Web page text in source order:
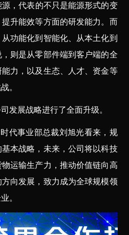
，代表的不只是能源形式的变
升能效等方面的研发能力。而
功能化到智能化、从本土化到
则是从零部件端到客户端的全
力，以及生态、人才、资金等
。
发展战略进行了全面升级。
代事业部总裁刘旭光看来，规
本战略，未来，公司将以科技
运输生产力，推动价值链向高
向发展，致力成为全球规模领
。